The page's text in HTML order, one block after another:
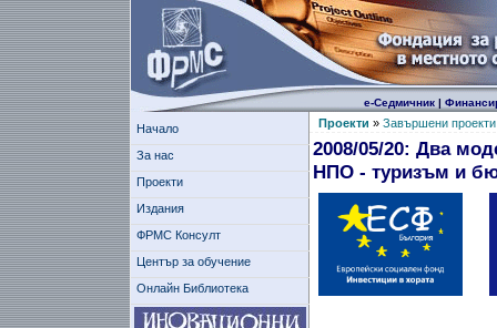
е-Седмичник|
Начало
За нас
Проекти
Издания
ФРМС Консулт
Център за обучение
Онлайн Библиотека
Проекти » Завършени проекти
2008/05/20: Два
НПО - туризъм и